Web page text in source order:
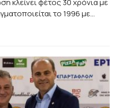
το 1996 με...